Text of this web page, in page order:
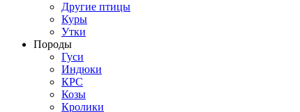
Другие птицы
Куры
Утки
Породы
Гуси
Индюки
КРС
Козы
Кролики